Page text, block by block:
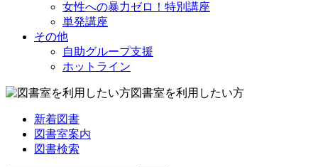
女性への暴力ゼロ！特別講座
単発講座
その他
自助グループ支援
ホットライン
図書室を利用したい方
新着図書
図書室案内
図書検索